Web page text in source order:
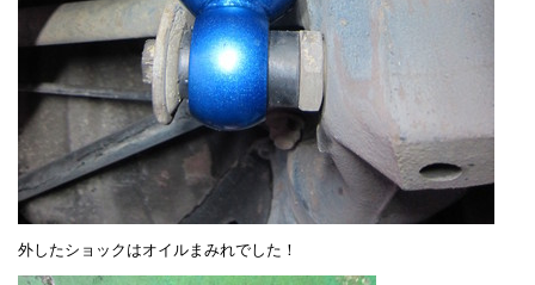
外したショックはオイルまみれでした！